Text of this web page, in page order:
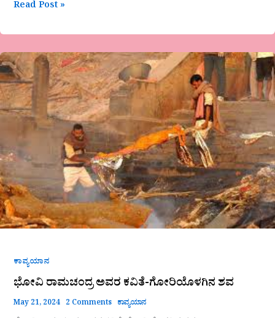
Read Post »
ಕಾವ್ಯಯಾನ
ಭೋವಿ ರಾಮಚಂದ್ರ ಅವರ ಕವಿತೆ-ಗೋರಿಯೊಳಗಿನ ಶವ
May 21, 2024 2 Comments ಕಾವ್ಯಯಾನ
ಭೋವಿ
ರಾಮಚಂದ್ರ
ಅವರ
ಕವಿತೆ-
ಗೋರಿಯೊಳಗಿನ